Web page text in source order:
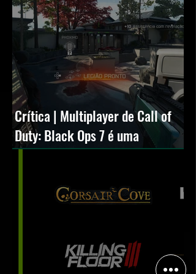
Crítica | Multiplayer de Call of
Duty: Black Ops 7 é uma
experiência positiva, divertida e